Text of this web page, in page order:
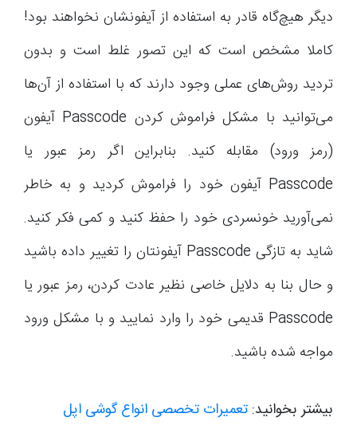
دیگر هیچ‌گاه قادر به استفاده از آیفونشان نخواهند بود!
کاملا مشخص است که این تصور غلط است و بدون
تردید روش‌های عملی وجود دارند که با استفاده از آن‌ها
می‌توانید با مشکل فراموش کردن Passcode آیفون
(رمز ورود) مقابله کنید. بنابراین اگر رمز عبور یا
Passcode آیفون خود را فراموش کردید و به خاطر
نمی‌آورید خونسردی خود را حفظ کنید و کمی فکر کنید.
شاید به تازگی Passcode آیفونتان را تغییر داده باشید
و حال بنا به دلایل خاصی نظیر عادت کردن، رمز عبور یا
Passcode قدیمی خود را وارد نمایید و با مشکل ورود
مواجه شده باشید.
بیشتر بخوانید: تعمیرات تخصصی انواع گوشی اپل